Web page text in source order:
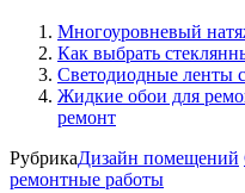
Многоуровневый
Как выбрать
Светодиодные ленты
Жидкие обои для
ремонт
РубрикаДизайн помещений
ремонтные работы